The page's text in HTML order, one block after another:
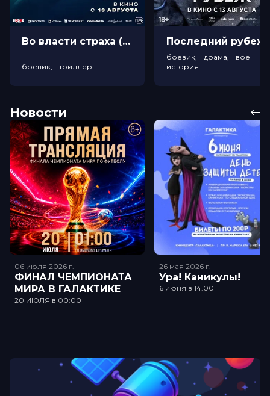
Во власти страха (18+)
боевик, триллер
боевик, драма,
история
Новости
06 июля 2026 г.
ФИНАЛ ЧЕМПИОНАТА
МИРА В ГАЛАКТИКЕ
20 ИЮЛЯ в 00:00
26 мая 2026 г.
Ура! Каникулы!
6 июня в 14.00